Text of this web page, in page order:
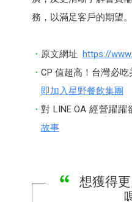
務，以滿足客戶的期望。
原文網址
https://
CP 值超高！台灣必
即加入星野餐飲集團
對 LINE OA 經營躍躍
故事
想獲得